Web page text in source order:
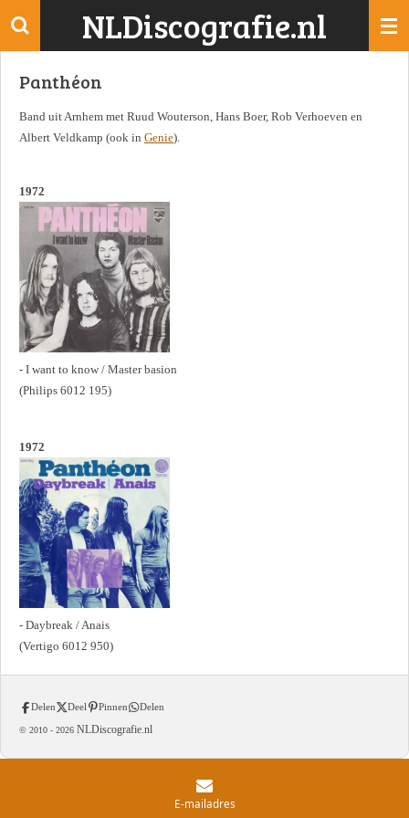
Ga
de
NLDiscografie.nl
Panthéon
Band uit Arnhem met Ruud Wouterson, Hans Boer, Rob Verhoeven en
Albert Veldkamp (ook in Genie).
1972
- I want to know / Master basion
(Philips 6012 195)
1972
- Daybreak / Anais
(Vertigo 6012 950)
Delen Deel Pinnen Delen
© 2010 - 2026 NLDiscografie.nl
E-mailadres